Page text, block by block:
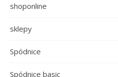
shoponline
sklepy
Spódnice
Spódnice basic